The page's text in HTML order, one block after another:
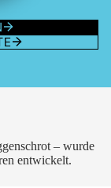
– wurde
entwickelt.